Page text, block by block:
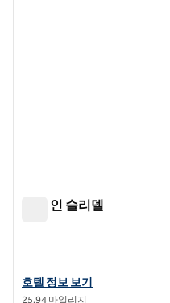
햄튼 인 슬리델
햄튼 인 슬리델의 호텔 정보 보기
호텔 정보 보기
25.94 마일리지